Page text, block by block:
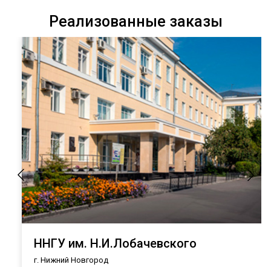
Реализованные заказы
ННГУ им. Н.И.Лобачевского
г. Нижний Новгород